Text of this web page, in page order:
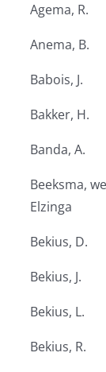
Agema, R.
Anema, B.
Babois, J.
Bakker, H.
Banda, A.
Beeksma,
Elzinga
Bekius, D.
Bekius, J.
Bekius, L.
Bekius, R.